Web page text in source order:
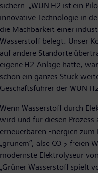
sichern. „WUN H2 ist ein
innovative Technologie in
die Machbarkeit einer
Wasserstoff belegt. Unser
auf andere Standorte
eigene H2-Anlage hätte,
schon ein ganzes Stück
Geschäftsführer der WUN
Wenn Wasserstoff durch
wird und für diesen Prozess
erneuerbaren Energien
„grünem“, also CO 2-freien
modernste Elektrolyseur
„Grüner Wasserstoff spielt